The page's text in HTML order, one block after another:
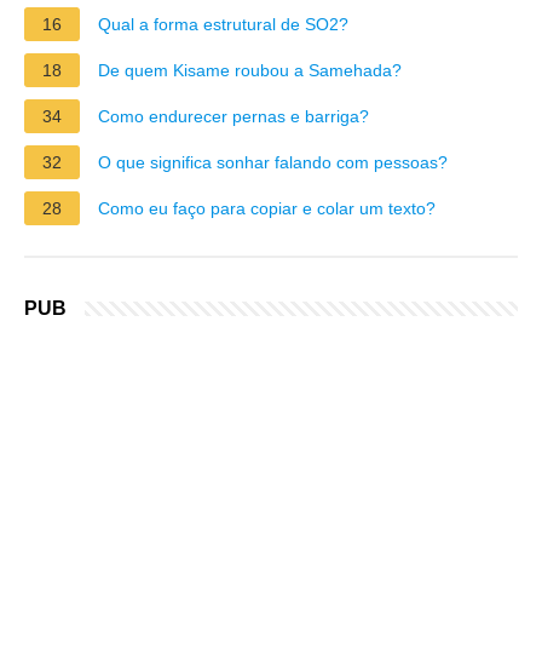
16
Qual a forma estrutural de SO2?
18 De quem Kisame roubou a Samehada?
34 Como endurecer pernas e barriga?
32 O que significa sonhar falando com pessoas?
28 Como eu faço para copiar e colar um texto?
PUB